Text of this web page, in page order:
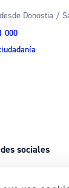
Donostia /
000
sociales